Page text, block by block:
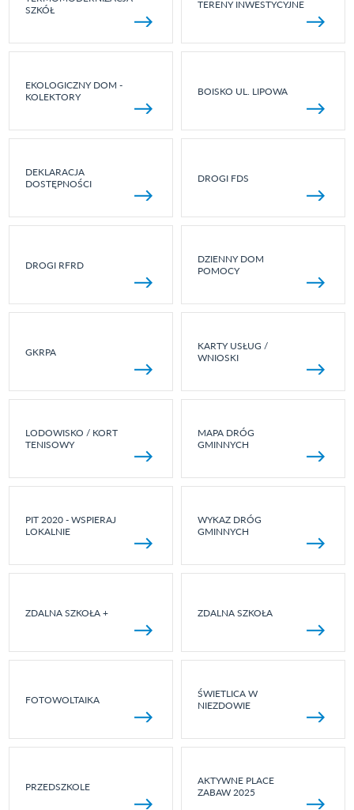
SZKÓŁ
TERENY INWESTYCYJNE
EKOLOGICZNY DOM -
KOLEKTORY
BOISKO UL. LIPOWA
DEKLARACJA
DOSTĘPNOŚCI
DROGI FDS
DROGI RFRD
DZIENNY DOM
POMOCY
GKRPA
KARTY USŁUG /
WNIOSKI
LODOWISKO / KORT
TENISOWY
MAPA DRÓG
GMINNYCH
PIT 2020 - WSPIERAJ
LOKALNIE
WYKAZ DRÓG
GMINNYCH
ZDALNA SZKOŁA + ZDALNA SZKOŁA
FOTOWOLTAIKA
ŚWIETLICA W
NIEZDOWIE
PRZEDSZKOLE
AKTYWNE PLACE
ZABAW 2025